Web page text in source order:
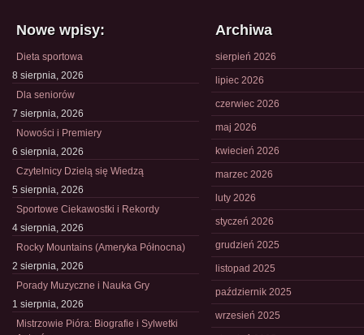
Nowe wpisy:
Dieta sportowa
8 sierpnia, 2026
Dla seniorów
7 sierpnia, 2026
Nowości i Premiery
6 sierpnia, 2026
Czytelnicy Dzielą się Wiedzą
5 sierpnia, 2026
Sportowe Ciekawostki i Rekordy
4 sierpnia, 2026
Rocky Mountains (Ameryka Północna)
2 sierpnia, 2026
Porady Muzyczne i Nauka Gry
1 sierpnia, 2026
Mistrzowie Pióra: Biografie i Sylwetki
Archiwa
sierpień 2026
lipiec 2026
czerwiec 2026
maj 2026
kwiecień 2026
marzec 2026
luty 2026
styczeń 2026
grudzień 2025
listopad 2025
październik 2025
wrzesień 2025